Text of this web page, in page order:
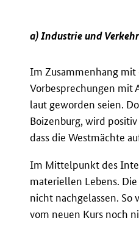
a) Industrie und Verkehr
Im Zusammenhang
Vorbesprechungen mit
laut geworden seien.
Boizenburg, wird
dass die Westmächte
Im Mittelpunkt des
materiellen Lebens.
nicht nachgelassen.
vom neuen Kurs noch